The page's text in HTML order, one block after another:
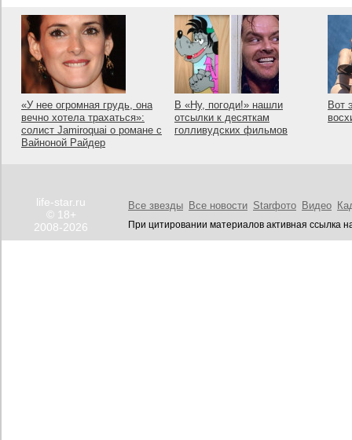
«У нее огромная грудь, она
вечно хотела трахаться»:
солист Jamiroquai о романе с
Вайноной Райдер
В «Ну, погоди!» нашли
отсылки к десяткам
голливудских фильмов
Вот
life-star.ru
© 18+
2008-2026
Все звезды Все новости Starфото Видео
При цитировании материалов активная ссылка